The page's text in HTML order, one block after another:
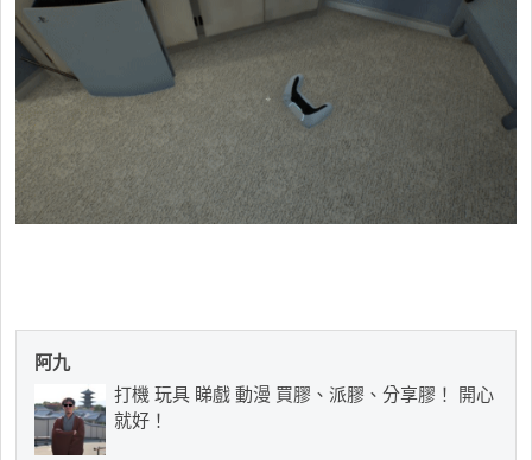
阿九
打機 玩具 睇戲 動漫 買膠、派膠、分享膠！ 開心
就好！